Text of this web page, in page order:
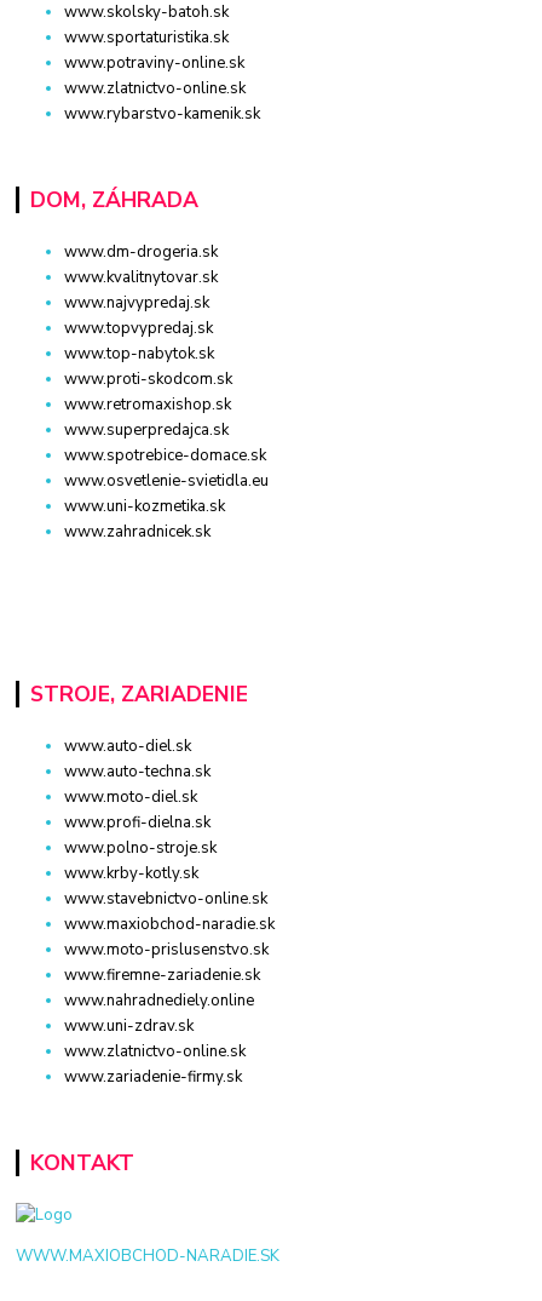
www.skolsky-batoh.sk
www.sportaturistika.sk
www.potraviny-online.sk
www.zlatnictvo-online.sk
www.rybarstvo-kamenik.sk
DOM, ZÁHRADA
www.dm-drogeria.sk
www.kvalitnytovar.sk
www.najvypredaj.sk
www.topvypredaj.sk
www.top-nabytok.sk
www.proti-skodcom.sk
www.retromaxishop.sk
www.superpredajca.sk
www.spotrebice-domace.sk
www.osvetlenie-svietidla.eu
www.uni-kozmetika.sk
www.zahradnicek.sk
STROJE, ZARIADENIE
www.auto-diel.sk
www.auto-techna.sk
www.moto-diel.sk
www.profi-dielna.sk
www.polno-stroje.sk
www.krby-kotly.sk
www.stavebnictvo-online.sk
www.maxiobchod-naradie.sk
www.moto-prislusenstvo.sk
www.firemne-zariadenie.sk
www.nahradnediely.online
www.uni-zdrav.sk
www.zlatnictvo-online.sk
www.zariadenie-firmy.sk
KONTAKT
WWW.MAXIOBCHOD-NARADIE.SK